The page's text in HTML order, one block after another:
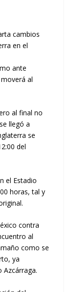
cambios
en el
ante
al
al final no
llegó a
se
del
el Estadio
horas, tal y
contra
al
como se
ya
Azcárraga.